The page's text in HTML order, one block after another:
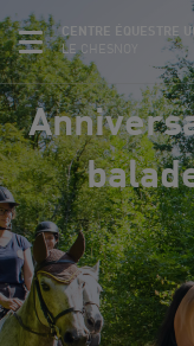
CENTRE ÉQUESTRE
LE CHESNOY